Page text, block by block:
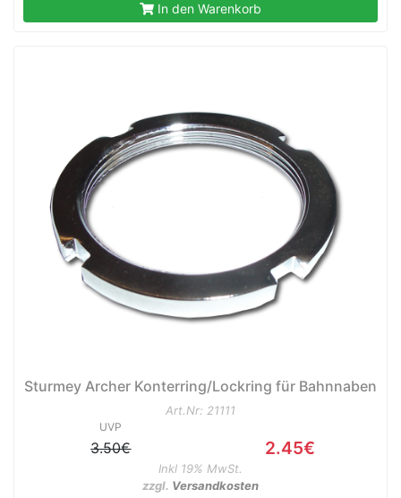
In den Warenkorb
Sturmey Archer Konterring/Lockring für Bahnnaben
Art.Nr: 21111
UVP
3.50€ 2.45€
Inkl 19% MwSt.
zzgl. Versandkosten